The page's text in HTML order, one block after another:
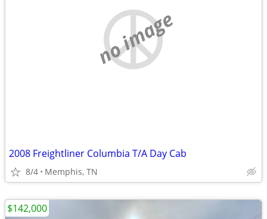
no image
2008 Freightliner Columbia T/A Day Cab
8/4 Memphis, TN
$142,000